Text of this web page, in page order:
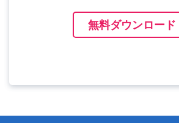
無料ダウンロード